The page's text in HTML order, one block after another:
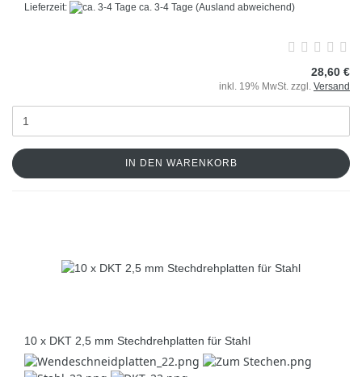
Lieferzeit:
ca. 3-4 Tage (Ausland abweichend)
28,60 €
inkl. 19% MwSt. zzgl. Versand
IN DEN WARENKORB
10 x DKT 2,5 mm Stechdrehplatten für Stahl